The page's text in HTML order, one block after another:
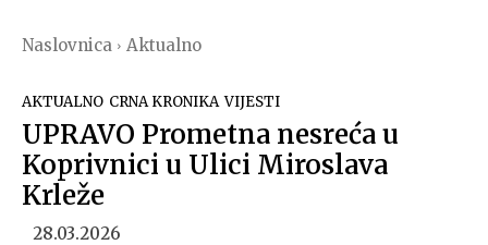
Naslovnica Aktualno
AKTUALNO CRNA KRONIKA VIJESTI
UPRAVO Prometna nesreća u
Koprivnici u Ulici Miroslava
Krleže
28.03.2026